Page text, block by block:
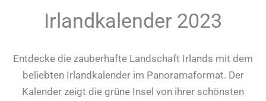
Irlandkalender 2023
Entdecke die zauberhafte Landschaft Irlands mit dem
beliebten Irlandkalender im Panoramaformat. Der
Kalender zeigt die grüne Insel von ihrer schönsten